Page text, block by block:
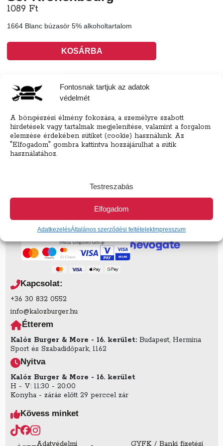
Fontosnak tartjuk az adatok
védelmét
A böngészési élmény fokozása, a személyre szabott
hirdetések vagy tartalmak megjelenítése, valamint a forgalom
elemzése érdekében sütiket (cookie) használunk. Az
"Elfogadom" gombra kattintva hozzájárulhat a sütik
használatához.
Elfogadom
Testreszabás
AdatkezelésÁltalános szerződési feltételek Impresszum
1089 Ft
1664 Blanc búzasör 5% alkoholtartalom
KOSÁRBA
Tovább a teljes étlaphoz >
Házhozszállítás / Elvitel Rendelj Online
Szállítunk:16 kerület, Csömör (450Ft)
Fizetés
Online bankkártya, Utánvét (kártya/készpénz az étel
átvételekor)
Kapcsolat:
+36 30 832 0552
info@kalozburger.hu
Étterem
Kalóz Burger & More - 16. kerület: Budapest, Hermina
Sport és Szabadidőpark, 1162
Nyitva
Kalóz Burger & More - 16. kerület
H - V: 11:30 - 20:00
Konyha - zárás előtt 29 perccel zár
Kövess minket
Adatvédelmi GYFK /Banki fizetési